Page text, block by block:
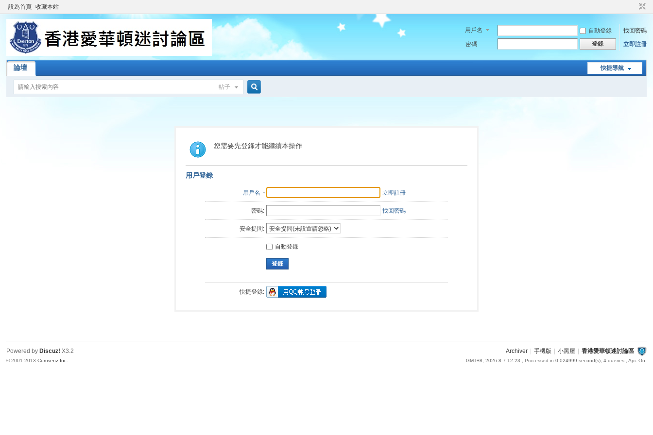
設為首頁 收藏本站
用戶名 自動登錄
找回密碼
密碼
登錄 立即註冊
快捷導航
論壇
帖子
索
您需要先登錄才能繼續本操作
用戶登錄
用戶名 立即註冊
密碼: 找回密碼
安全提問:
自動登錄
登錄
快捷登錄:
Archiver 手機版 小黑屋 香港愛華頓迷討論區
GMT+8, 2026-8-7 12:23 , Processed in 0.024999 second(s), 4 queries , Apc On.
Powered by Discuz! X3.2
© 2001-2013Comsenz Inc.